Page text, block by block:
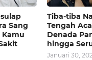
Sang
Kamu
Tiba-tiba
Tengah
Denada
hingga
Januari 30,